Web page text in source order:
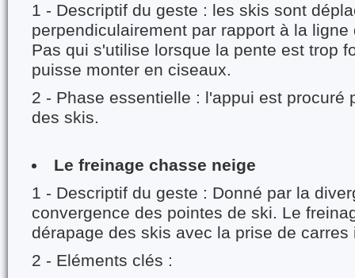
1 - Descriptif du geste : les skis sont
perpendiculairement par rapport à la
Pas qui s'utilise lorsque la pente est trop
puisse monter en ciseaux.
2 - Phase essentielle : l'appui est procuré
des skis.
Le freinage chasse neige
1 - Descriptif du geste : Donné par la
convergence des pointes de ski. Le
dérapage des skis avec la prise de carres
2 - Eléments clés :